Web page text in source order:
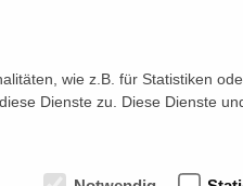
wie z.B. für Statistiken
Dienste zu. Diese Dienste